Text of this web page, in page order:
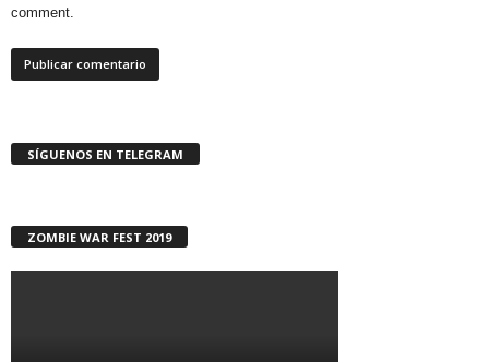
comment.
SÍGUENOS EN TELEGRAM
ZOMBIE WAR FEST 2019